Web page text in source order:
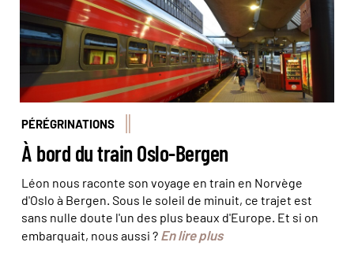
PÉRÉGRINATIONS
À bord du train Oslo-Bergen
Léon nous raconte son voyage en train en Norvège
d'Oslo à Bergen. Sous le soleil de minuit, ce trajet est
sans nulle doute l'un des plus beaux d'Europe. Et si on
embarquait, nous aussi ? En lire plus